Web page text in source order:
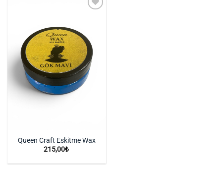
Queen Craft Eskitme Wax
215,00₺